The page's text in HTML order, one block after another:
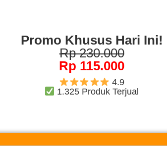
Promo Khusus Hari Ini!
Rp 230.000
Rp 115.000
4.9
1.325 Produk Terjual